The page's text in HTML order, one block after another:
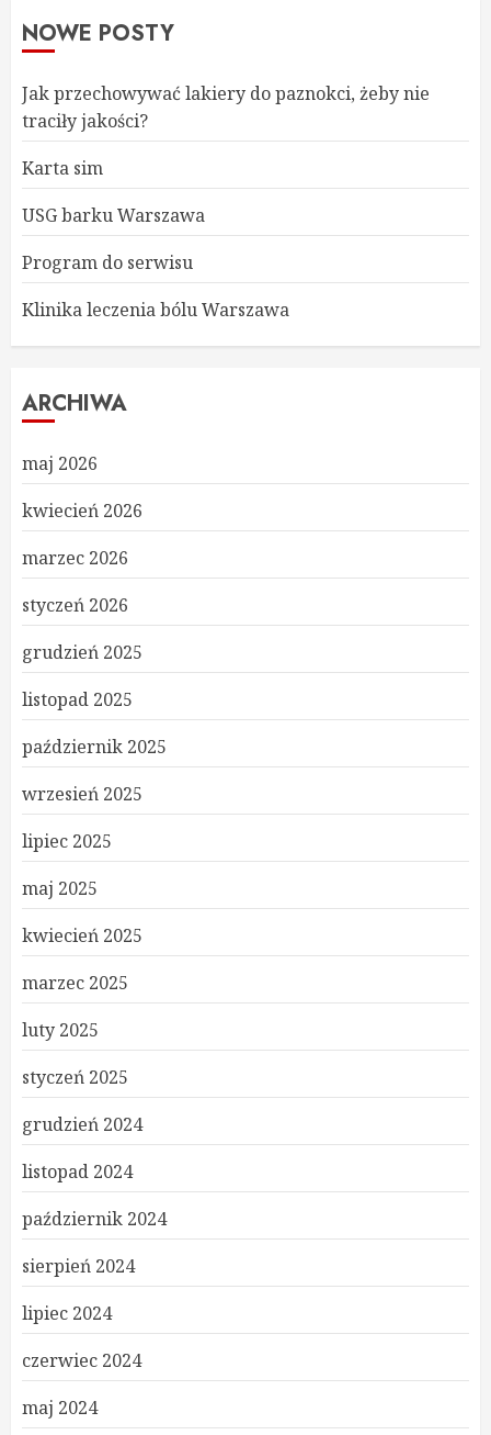
NOWE POSTY
Jak przechowywać lakiery do paznokci, żeby nie
traciły jakości?
Karta sim
USG barku Warszawa
Program do serwisu
Klinika leczenia bólu Warszawa
ARCHIWA
maj 2026
kwiecień 2026
marzec 2026
styczeń 2026
grudzień 2025
listopad 2025
październik 2025
wrzesień 2025
lipiec 2025
maj 2025
kwiecień 2025
marzec 2025
luty 2025
styczeń 2025
grudzień 2024
listopad 2024
październik 2024
sierpień 2024
lipiec 2024
czerwiec 2024
maj 2024